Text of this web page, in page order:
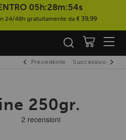
05h:28m:53s
24/48h gratuitamente da € 39,99
Precedente Successivo
250gr.